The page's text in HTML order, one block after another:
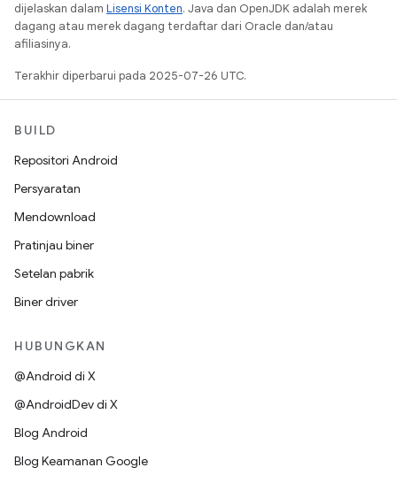
dijelaskan dalam Lisensi Konten. Java dan OpenJDK adalah merek
dagang atau merek dagang terdaftar dari Oracle dan/atau
afiliasinya.
Terakhir diperbarui pada 2025-07-26 UTC.
BUILD
Repositori Android
Persyaratan
Mendownload
Pratinjau biner
Setelan pabrik
Biner driver
HUBUNGKAN
@Android di X
@AndroidDev di X
Blog Android
Blog Keamanan Google